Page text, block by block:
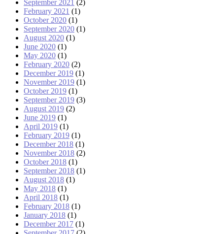
September 2021 (2)
February 2021 (1)
October 2020 (1)
September 2020 (1)
August 2020 (1)
June 2020 (1)
May 2020 (1)
February 2020 (2)
December 2019 (1)
November 2019 (1)
October 2019 (1)
September 2019 (3)
August 2019 (2)
June 2019 (1)
April 2019 (1)
February 2019 (1)
December 2018 (1)
November 2018 (2)
October 2018 (1)
September 2018 (1)
August 2018 (1)
May 2018 (1)
April 2018 (1)
February 2018 (1)
January 2018 (1)
December 2017 (1)